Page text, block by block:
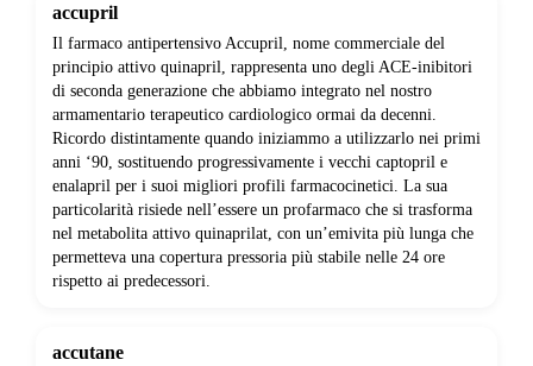
accupril
Il farmaco antipertensivo Accupril, nome commerciale del
principio attivo quinapril, rappresenta uno degli ACE-inibitori
di seconda generazione che abbiamo integrato nel nostro
armamentario terapeutico cardiologico ormai da decenni.
Ricordo distintamente quando iniziammo a utilizzarlo nei primi
anni ‘90, sostituendo progressivamente i vecchi captopril e
enalapril per i suoi migliori profili farmacocinetici. La sua
particolarità risiede nell’essere un profarmaco che si trasforma
nel metabolita attivo quinaprilat, con un’emivita più lunga che
permetteva una copertura pressoria più stabile nelle 24 ore
rispetto ai predecessori.
accutane